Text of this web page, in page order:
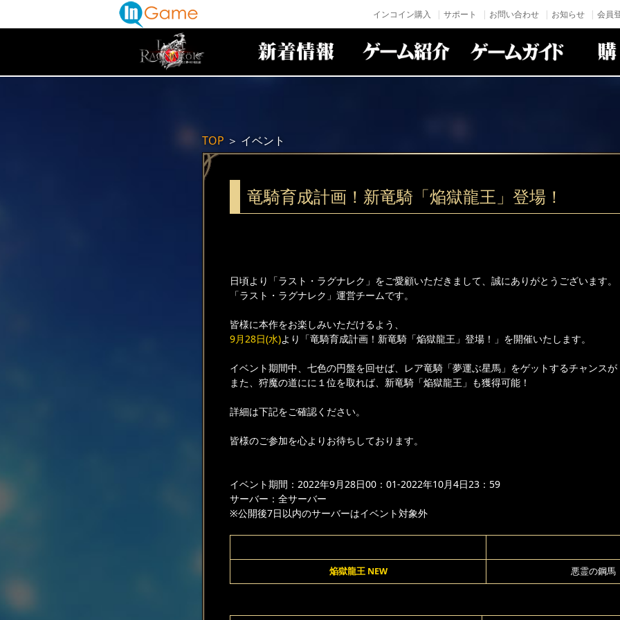
インコイン購入 サポート お問い合わせ お知らせ 会員
TOP ＞ イベント
竜騎育成計画！新竜騎「焔獄龍王」登場！
日頃より「ラスト・ラグナレク」をご愛顧いただきまして、誠にありがとうございます。
「ラスト・ラグナレク」運営チームです。
皆様に本作をお楽しみいただけるよう、
9月28日(水)より「竜騎育成計画！新竜騎「焔獄龍王」登場！」を開催いたします。
イベント期間中、七色の円盤を回せば、レア竜騎「夢運ぶ星馬」をゲットするチャンスが
また、狩魔の道にに１位を取れば、新竜騎「焔獄龍王」も獲得可能！
詳細は下記をご確認ください。
皆様のご参加を心よりお待ちしております。
イベント期間：2022年9月28日00：01-2022年10月4日23：59
サーバー：全サーバー
※公開後7日以内のサーバーはイベント対象外
焔獄龍王 NEW 悪霊の鋼馬